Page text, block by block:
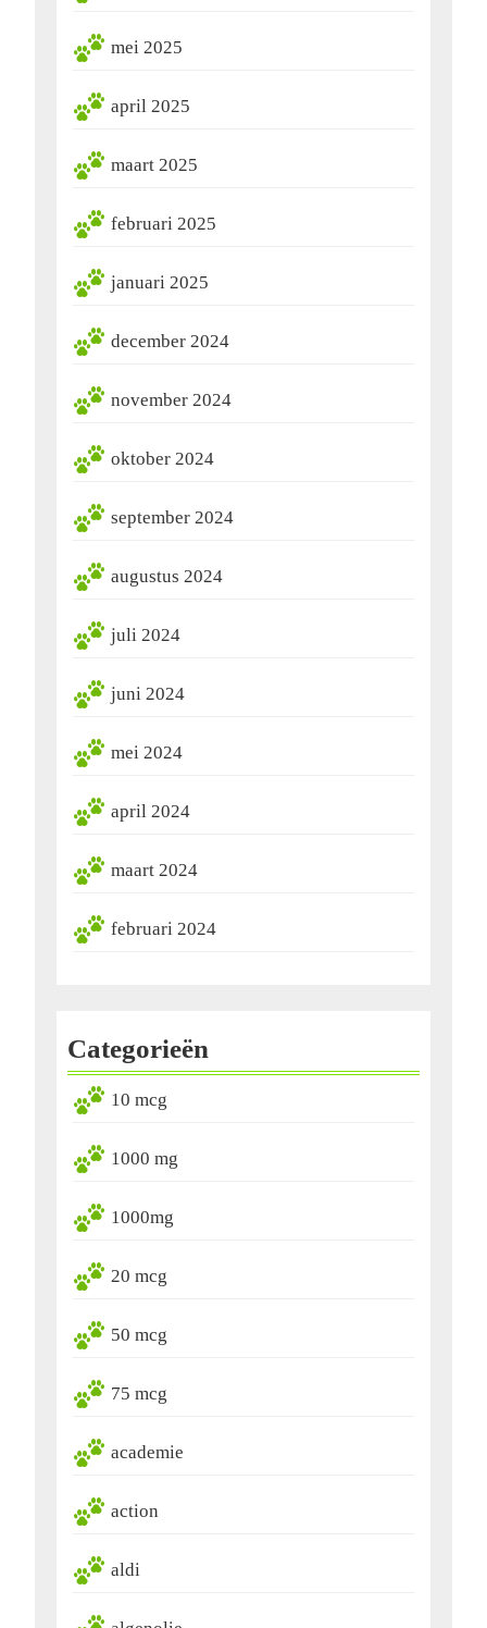
mei 2025
april 2025
maart 2025
februari 2025
januari 2025
december 2024
november 2024
oktober 2024
september 2024
augustus 2024
juli 2024
juni 2024
mei 2024
april 2024
maart 2024
februari 2024
Categorieën
10 mcg
1000 mg
1000mg
20 mcg
50 mcg
75 mcg
academie
action
aldi